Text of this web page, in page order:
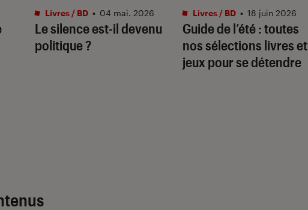
Le silence est-il devenu
politique ?
Livres / BD • 04 mai. 2026
Guide de l’été : toutes
nos sélections livres et
jeux pour se détendre
Livres / BD • 18 juin 2026